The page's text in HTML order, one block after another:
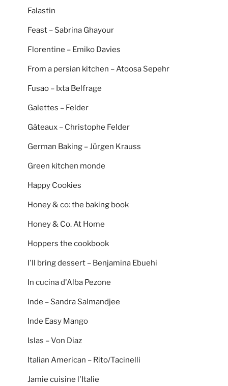
Falastin
Feast – Sabrina Ghayour
Florentine – Emiko Davies
From a persian kitchen – Atoosa Sepehr
Fusao – Ixta Belfrage
Galettes – Felder
Gâteaux – Christophe Felder
German Baking – Jürgen Krauss
Green kitchen monde
Happy Cookies
Honey & co: the baking book
Honey & Co. At Home
Hoppers the cookbook
I'll bring dessert – Benjamina Ebuehi
In cucina d'Alba Pezone
Inde – Sandra Salmandjee
Inde Easy Mango
Islas – Von Diaz
Italian American – Rito/Tacinelli
Jamie cuisine l'Italie